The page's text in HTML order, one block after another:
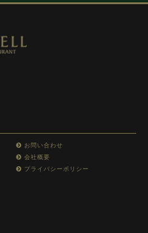
お問い合わせ
会社概要
プライバシーポリシー